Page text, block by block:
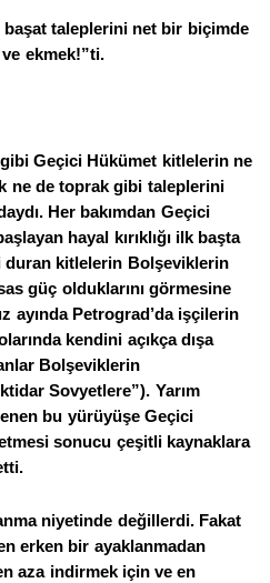
taleplerini net bir biçimde
ekmek!”ti.
Geçici Hükümet kitlelerin ne
ne de toprak gibi taleplerini
Her bakımdan Geçici
hayal kırıklığı ilk başta
duran kitlelerin Bolşeviklerin
güç olduklarını görmesine
ayında Petrograd’da işçilerin
kendini açıkça dışa
Bolşeviklerin
Sovyetlere”). Yarım
bu yürüyüşe Geçici
sonucu çeşitli kaynaklara
niyetinde değillerdi. Fakat
erken bir ayaklanmadan
aza indirmek için ve en